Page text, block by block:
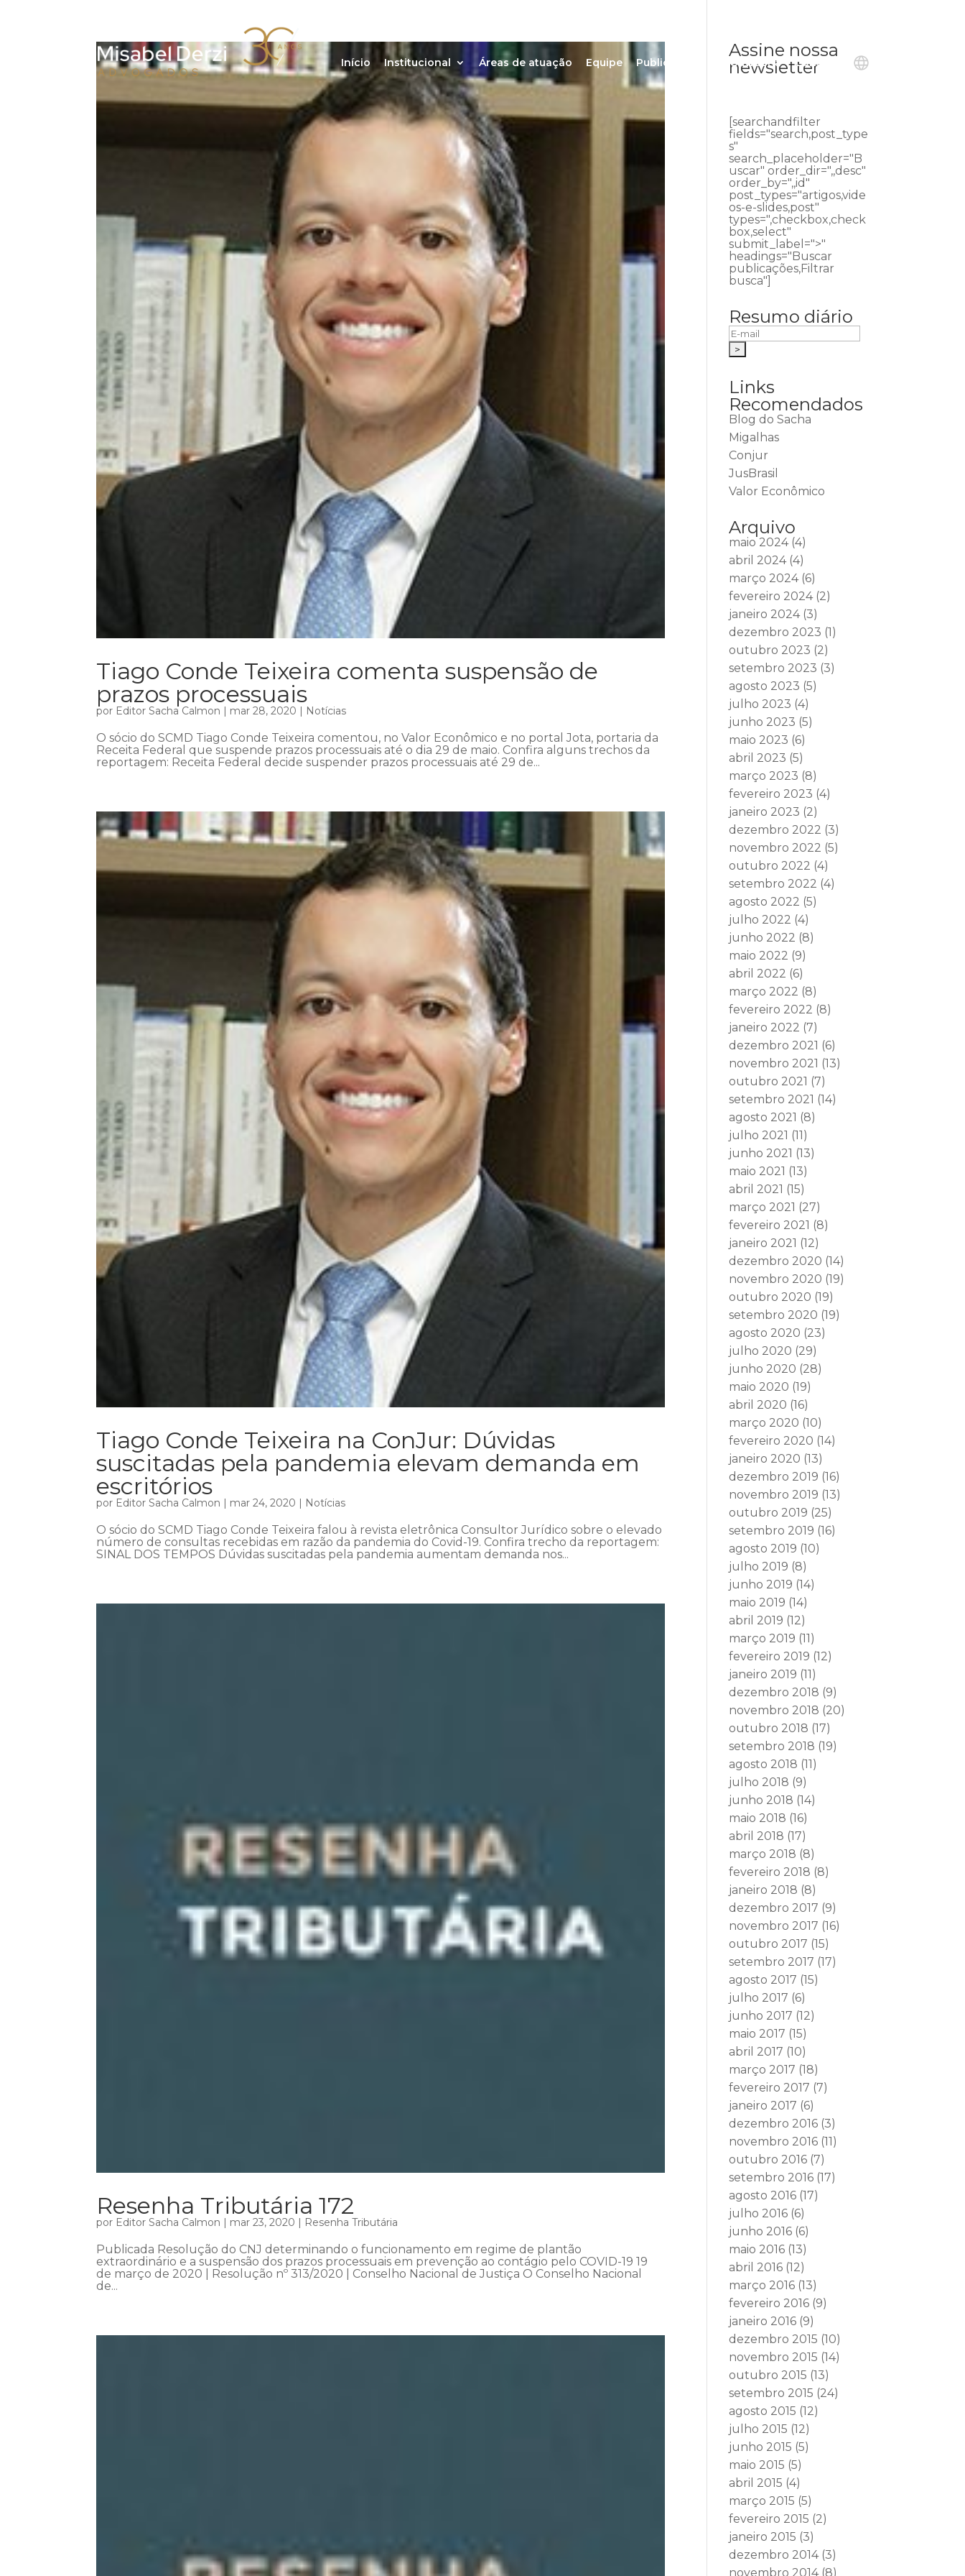
Início Institucional Áreas de atuação Equipe Publicações Ouvidoria Contato
Tiago Conde Teixeira comenta suspensão de
prazos processuais
por Editor Sacha Calmon | mar 28, 2020 | Notícias
O sócio do SCMD Tiago Conde Teixeira comentou, no Valor Econômico e no portal Jota, portaria da
Receita Federal que suspende prazos processuais até o dia 29 de maio. Confira alguns trechos da
reportagem: Receita Federal decide suspender prazos processuais até 29 de...
Tiago Conde Teixeira na ConJur: Dúvidas
suscitadas pela pandemia elevam demanda em
escritórios
por Editor Sacha Calmon | mar 24, 2020 | Notícias
O sócio do SCMD Tiago Conde Teixeira falou à revista eletrônica Consultor Jurídico sobre o elevado
número de consultas recebidas em razão da pandemia do Covid-19. Confira trecho da reportagem:
SINAL DOS TEMPOS Dúvidas suscitadas pela pandemia aumentam demanda nos...
Resenha Tributária 172
por Editor Sacha Calmon | mar 23, 2020 | Resenha Tributária
Publicada Resolução do CNJ determinando o funcionamento em regime de plantão
extraordinário e a suspensão dos prazos processuais em prevenção ao contágio pelo COVID-19 19
de março de 2020 | Resolução nº 313/2020 | Conselho Nacional de Justiça O Conselho Nacional
de...
Assine nossa
newsletter
[searchandfilter
fields="search,post_type
s"
search_placeholder="B
uscar" order_dir=",,desc"
order_by=",,id"
post_types="artigos,vide
os-e-slides,post"
types=",checkbox,check
box,select"
submit_label=">"
headings="Buscar
publicações,Filtrar
busca"]
Resumo diário
Links
Recomendados
Blog do Sacha
Migalhas
Conjur
JusBrasil
Valor Econômico
Arquivo
maio 2024(4)
abril 2024(4)
março 2024(6)
fevereiro 2024(2)
janeiro 2024(3)
dezembro 2023 (1)
outubro 2023 (2)
setembro 2023 (3)
agosto 2023 (5)
julho 2023 (4)
junho 2023 (5)
maio 2023 (6)
abril 2023 (5)
março 2023 (8)
fevereiro 2023 (4)
janeiro 2023 (2)
dezembro 2022 (3)
novembro 2022 (5)
outubro 2022 (4)
setembro 2022 (4)
agosto 2022 (5)
julho 2022 (4)
junho 2022 (8)
maio 2022 (9)
abril 2022 (6)
março 2022 (8)
fevereiro 2022 (8)
janeiro 2022 (7)
dezembro 2021 (6)
novembro 2021 (13)
outubro 2021 (7)
setembro 2021 (14)
agosto 2021 (8)
julho 2021 (11)
junho 2021 (13)
maio 2021 (13)
abril 2021 (15)
março 2021 (27)
fevereiro 2021 (8)
janeiro 2021 (12)
dezembro 2020 (14)
novembro 2020 (19)
outubro 2020 (19)
setembro 2020 (19)
agosto 2020 (23)
julho 2020 (29)
junho 2020 (28)
maio 2020 (19)
abril 2020 (16)
março 2020 (10)
fevereiro 2020 (14)
janeiro 2020 (13)
dezembro 2019 (16)
novembro 2019 (13)
outubro 2019 (25)
setembro 2019 (16)
agosto 2019 (10)
julho 2019 (8)
junho 2019 (14)
maio 2019 (14)
abril 2019 (12)
março 2019 (11)
fevereiro 2019 (12)
janeiro 2019 (11)
dezembro 2018 (9)
novembro 2018 (20)
outubro 2018 (17)
setembro 2018 (19)
agosto 2018 (11)
julho 2018 (9)
junho 2018 (14)
maio 2018 (16)
abril 2018 (17)
março 2018 (8)
fevereiro 2018 (8)
janeiro 2018 (8)
dezembro 2017 (9)
novembro 2017 (16)
outubro 2017 (15)
setembro 2017 (17)
agosto 2017 (15)
julho 2017 (6)
junho 2017 (12)
maio 2017 (15)
abril 2017 (10)
março 2017 (18)
fevereiro 2017 (7)
janeiro 2017 (6)
dezembro 2016 (3)
novembro 2016 (11)
outubro 2016 (7)
setembro 2016 (17)
agosto 2016 (17)
julho 2016 (6)
junho 2016 (6)
maio 2016 (13)
abril 2016 (12)
março 2016 (13)
fevereiro 2016 (9)
janeiro 2016 (9)
dezembro 2015 (10)
novembro 2015 (14)
outubro 2015 (13)
setembro 2015 (24)
agosto 2015 (12)
julho 2015 (12)
junho 2015 (5)
maio 2015 (5)
abril 2015 (4)
março 2015 (5)
fevereiro 2015 (2)
janeiro 2015 (3)
dezembro 2014(3)
novembro 2014(8)